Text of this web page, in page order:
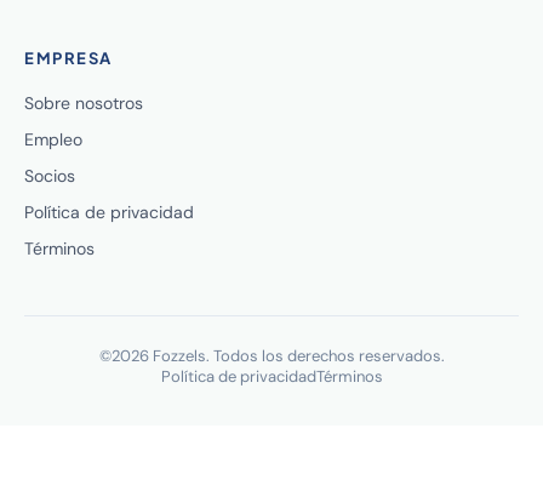
EMPRESA
Sobre nosotros
Empleo
Socios
Política de privacidad
Términos
©2026 Fozzels. Todos los derechos reservados.
Política de privacidadTérminos